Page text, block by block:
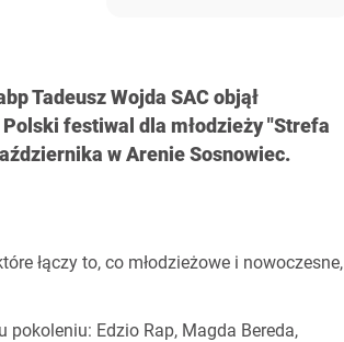
Tadeusz Wojda SAC objął
festiwal dla młodzieży "Strefa
w Arenie Sosnowiec.
łączy to, co młodzieżowe i nowoczesne,
Edzio Rap, Magda Bereda,